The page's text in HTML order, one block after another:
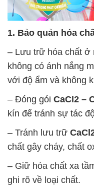
1. Bảo quản hóa
– Lưu trữ hóa chất ở
không có ánh nắng
với độ ẩm và không
– Đóng gói CaCl2 –
kín để tránh sự tác
– Tránh lưu trữ
chất gây cháy, chất
– Giữ hóa chất xa
ghi rõ về loại chất.